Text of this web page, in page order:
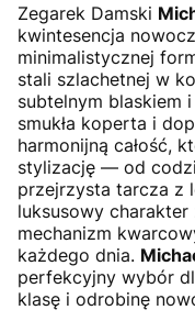
Zegarek Damski
kwintesencja
minimalistycznej
stali szlachetnej w
subtelnym blaskiem
smukła koperta i
harmonijną całość,
stylizację — od
przejrzysta tarcza z
luksusowy
mechanizm
każdego dnia.
perfekcyjny wybór
klasę i odrobinę